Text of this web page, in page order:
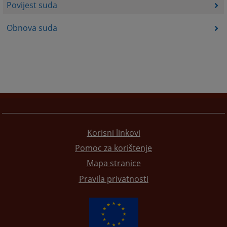
Povijest suda
Obnova suda
Korisni linkovi
Pomoc za korištenje
Mapa stranice
Pravila privatnosti